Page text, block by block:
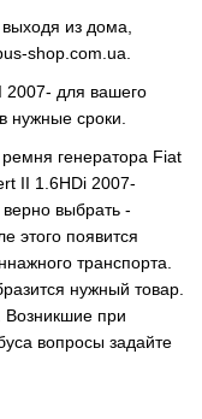
из дома,
shop.com.ua.
2007- для вашего
нужные сроки.
ремня генератора Fiat
II 1.6HDi 2007-
выбрать -
этого появится
транспорта.
нужный товар.
Возникшие при
вопросы задайте